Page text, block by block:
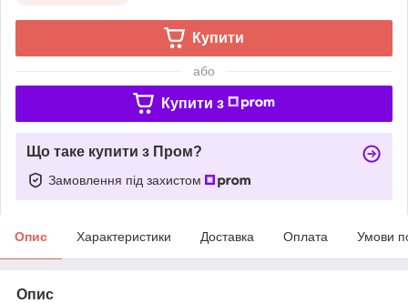
Купити
або
Купити з
Що таке купити з Пром?
Замовлення під захистом
Опис Характеристики Доставка Оплата Умови
Опис